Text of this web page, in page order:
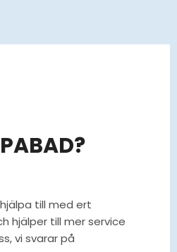
till med ert
till mer service